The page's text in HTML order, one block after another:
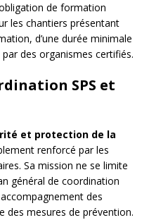
de formation
les chantiers présentant
d’une durée minimale
des organismes certifiés.
SPS et
et protection de la
renforcé par les
Sa mission ne se limite
général de coordination
des
des mesures de prévention.